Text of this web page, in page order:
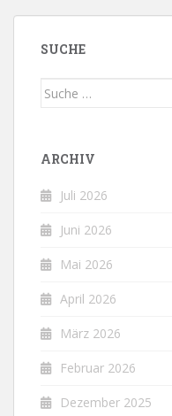
SUCHE
Suche
ARCHIV
Juli 2026
Juni 2026
Mai 2026
April 2026
März 2026
Februar 2026
Dezember 2025